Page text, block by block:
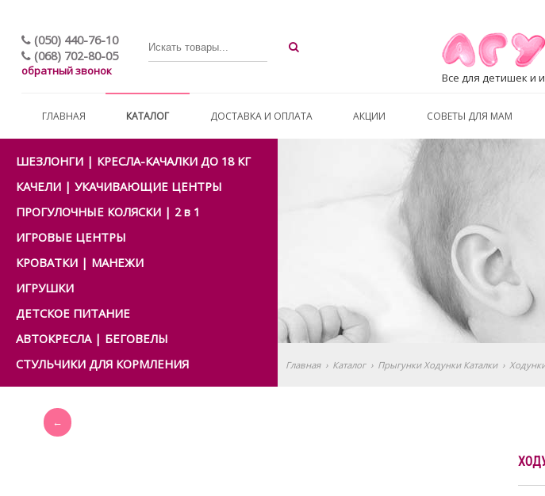
(050) 440-76-10
(068) 702-80-05
обратный звонок Все для детишек и
ГЛАВНАЯ КАТАЛОГ ДОСТАВКА И ОПЛАТА АКЦИИ СОВЕТЫ ДЛЯ МАМ
ШЕЗЛОНГИ | КРЕСЛА-КАЧАЛКИ ДО 18 КГ
КАЧЕЛИ | УКАЧИВАЮЩИЕ ЦЕНТРЫ
ПРОГУЛОЧНЫЕ КОЛЯСКИ | 2 в 1
ИГРОВЫЕ ЦЕНТРЫ
КРОВАТКИ | МАНЕЖИ
ИГРУШКИ
ДЕТСКОЕ ПИТАНИЕ
АВТОКРЕСЛА | БЕГОВЕЛЫ
СТУЛЬЧИКИ ДЛЯ КОРМЛЕНИЯ
Главная › Каталог › Прыгунки Ходунки Каталки ›